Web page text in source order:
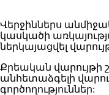
Վերջիններս
կասկածի
ներկայացվել
Քրեական վարույթի
անհետաձգելի
գործողություններ: